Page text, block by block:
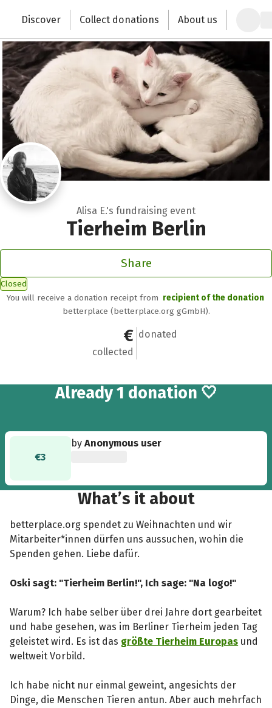
Change the world with your donation
Discover Collect donations About us
Alisa E.'s fundraising event
Tierheim Berlin
Share
Closed
You will receive a donation receipt from recipient of the donation
betterplace (betterplace.org gGmbH).
€3
collected
1
donated
Already 1 donation 🤍
€3
byAnonymous user
What’s it about
betterplace.org spendet zu Weihnachten und wir
Mitarbeiter*innen dürfen uns aussuchen, wohin die
Spenden gehen. Liebe dafür.
Oski sagt: "Tierheim Berlin!", Ich sage: "Na logo!"
Warum? Ich habe selber über drei Jahre dort gearbeitet
und habe gesehen, was im Berliner Tierheim jeden Tag
geleistet wird. Es ist das größte Tierheim Europas und
weltweit Vorbild.
Ich habe nicht nur einmal geweint, angesichts der
Dinge, die Menschen Tieren antun. Aber auch mehrfach